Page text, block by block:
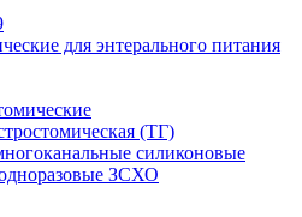
для энтерального питания
(ТГ)
силиконовые
ЗСХО